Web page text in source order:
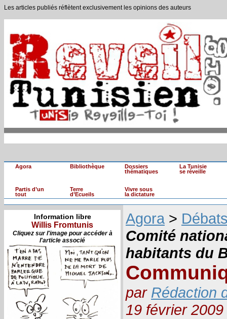
Les articles publiés réflètent exclusivement les opinions des auteurs
Agora Bibliothèque
Dossiers
thématiques
La Tunisie
se réveille
Partis d’un
tout
Terre
d’Ecueils
Vivre sous
la dictature
Information libre
Willis Fromtunis
Cliquez sur l'image pour accéder à
l'article associé
Agora >
Comité
habitants du
par Rédaction
19 février 2009